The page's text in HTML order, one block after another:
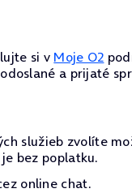
si v Moje O2
a prijaté
služieb zvolíte
bez poplatku.
online chat.